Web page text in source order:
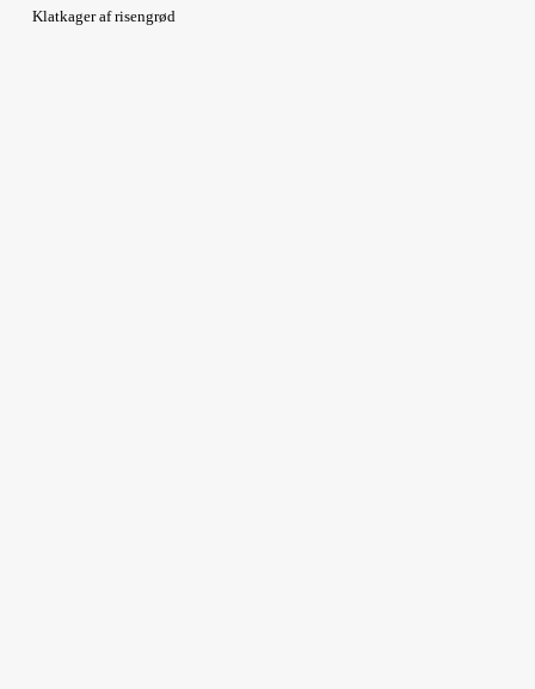
Klatkager af risengrød